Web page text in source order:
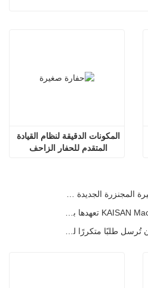
مكافأة الثقة: كايسان تُرسل طلبًا متكررًا لـ 20 وحدة حفارات إلى شريك برتغالي طويل الأمد